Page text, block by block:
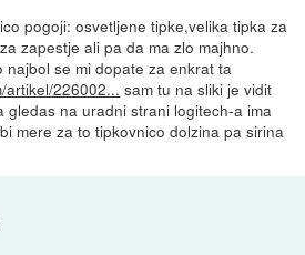
pogoji: osvetljene tipke,velika tipka za
zapestje ali pa da ma zlo majhno.
najbol se mi dopate za enkrat ta
artikel/226002... sam tu na sliki je vidit
gledas na uradni strani logitech-a ima
mere za to tipkovnico dolzina pa sirina